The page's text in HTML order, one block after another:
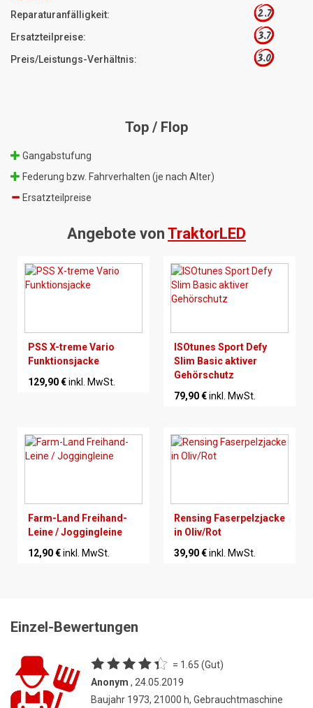
Reparaturanfälligkeit: 2.7
Ersatzteilpreise: 3.7
Preis/Leistungs-Verhältnis: 3.0
Top / Flop
Gangabstufung
Federung bzw. Fahrverhalten (je nach Alter)
Ersatzteilpreise
Angebote von TraktorLED
PSS X-treme Vario
Funktionsjacke
129,90 €inkl. MwSt.
ISOtunes Sport Defy
Slim Basic aktiver
Gehörschutz
79,90 €inkl. MwSt.
Farm-Land Freihand-
Leine / Joggingleine
12,90 €inkl. MwSt.
Rensing Faserpelzjacke
in Oliv/Rot
39,90 €inkl. MwSt.
Einzel-Bewertungen
= 1.65 (Gut)
Anonym , 24.05.2019
Baujahr 1973, 21000 h, Gebrauchtmaschine